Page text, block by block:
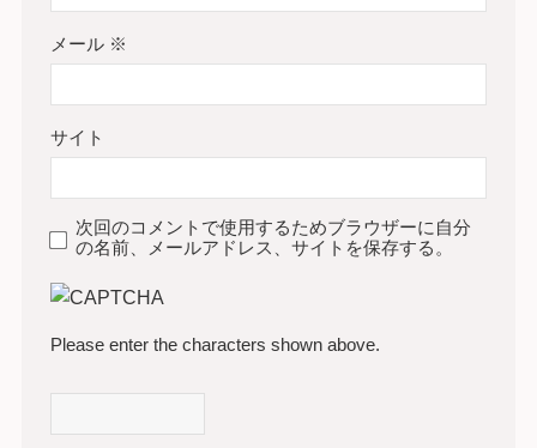
メール ※
サイト
次回のコメントで使用するためブラウザーに自分
の名前、メールアドレス、サイトを保存する。
Please enter the characters shown above.